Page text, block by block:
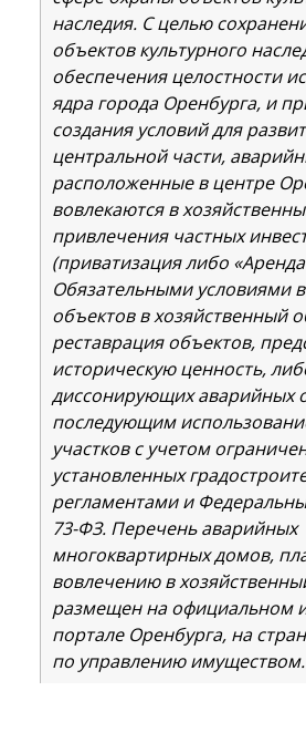
наследия. С целью
объектов культурного
обеспечения целостности
ядра города Оренбурга, и
создания условий для
центральной части,
расположенные в центре
вовлекаются в
привлечения частных
(приватизация либо
Обязательными условиями
объектов в хозяйственный
реставрация объектов,
историческую ценность,
диссонирующих аварийных
последующим
участков с учетом
установленных
регламентами и
73-ФЗ. Перечень аварийных
многоквартирных домов,
вовлечению в
размещен на официальном
портале Оренбурга, на
по управлению имуществом.